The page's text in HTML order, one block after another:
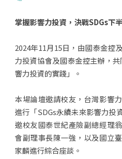
掌握影響力投資，決戰SDGs下
2024年11月15日，由國泰金控
力投資協會及國泰金控主辦，
響力投資的實踐」。
本場論壇邀請校友，台灣影響
進行「SDGs永續未來影響力投
邀校友國泰世紀產險副總經理
會副理事長陳一強，以及國立
家麟進行綜合座談。